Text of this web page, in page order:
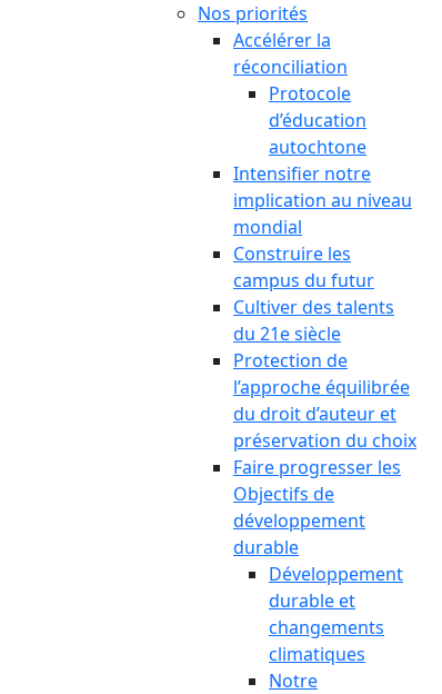
Nos priorités
Accélérer la
réconciliation
Protocole
d’éducation
autochtone
Intensifier notre
implication au niveau
mondial
Construire les
campus du futur
Cultiver des talents
du 21e siècle
Protection de
l’approche équilibrée
du droit d’auteur et
préservation du choix
Faire progresser les
Objectifs de
développement
durable
Développement
durable et
changements
climatiques
Notre